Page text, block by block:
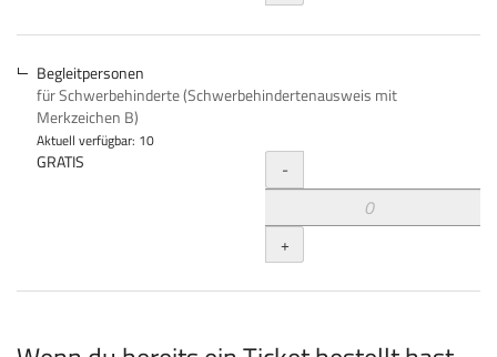
Begleitpersonen
für Schwerbehinderte (Schwerbehindertenausweis mit
Merkzeichen B)
Aktuell verfügbar: 10
GRATIS Menge
-
+